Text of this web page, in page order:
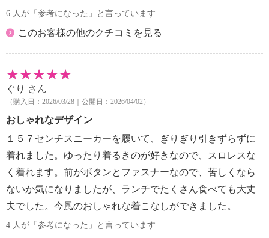
6 人が「参考になった」と言っています
このお客様の他のクチコミを見る
ぐり さん
（購入日：2026/03/28｜公開日：2026/04/02）
おしゃれなデザイン
１５７センチスニーカーを履いて、ぎりぎり引きずらずに
着れました。ゆったり着るきのが好きなので、スロレスな
く着れます。前がボタンとファスナーなので、苦しくなら
ないか気になりましたが、ランチでたくさん食べても大丈
夫でした。今風のおしゃれな着こなしができました。
4 人が「参考になった」と言っています